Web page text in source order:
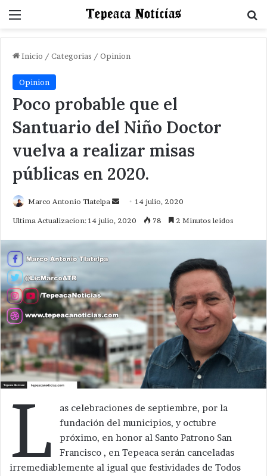
Menu
Inicio / Categorias / Opinion
Opinion
Poco probable que el
Santuario del Niño Doctor
vuelva a realizar misas
públicas en 2020.
Marco Antonio Tlatelpa
Send14 julio, 2020
Ultima Actualizacion: 14 julio, 2020 78 2 Minutos leidos
L
as celebraciones de septiembre, por la
fundación del municipios, y octubre
próximo, en honor al Santo Patrono San
Francisco , en Tepeaca serán canceladas
irremediablemente al igual que festividades de Todos